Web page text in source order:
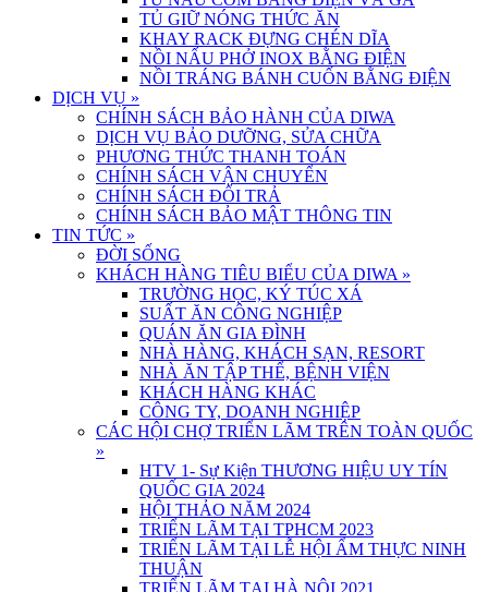
TỦ GIỮ NÓNG THỨC ĂN
KHAY RACK ĐỰNG CHÉN DĨA
NỒI NẤU PHỞ INOX BẰNG ĐIỆN
NỒI TRÁNG BÁNH CUỐN BẰNG ĐIỆN
DỊCH VỤ »
CHÍNH SÁCH BẢO HÀNH CỦA DIWA
DỊCH VỤ BẢO DƯỠNG, SỬA CHỮA
PHƯƠNG THỨC THANH TOÁN
CHÍNH SÁCH VẬN CHUYỂN
CHÍNH SÁCH ĐỔI TRẢ
CHÍNH SÁCH BẢO MẬT THÔNG TIN
TIN TỨC »
ĐỜI SỐNG
KHÁCH HÀNG TIÊU BIỂU CỦA DIWA »
TRƯỜNG HỌC, KÝ TÚC XÁ
SUẤT ĂN CÔNG NGHIỆP
QUÁN ĂN GIA ĐÌNH
NHÀ HÀNG, KHÁCH SẠN, RESORT
NHÀ ĂN TẬP THỂ, BỆNH VIỆN
KHÁCH HÀNG KHÁC
CÔNG TY, DOANH NGHIỆP
CÁC HỘI CHỢ TRIỂN LÃM TRÊN TOÀN QUỐC
»
HTV 1- Sự Kiện THƯƠNG HIỆU UY TÍN
QUỐC GIA 2024
HỘI THẢO NĂM 2024
TRIỂN LÃM TẠI TPHCM 2023
TRIỂN LÃM TẠI LỄ HỘI ẨM THỰC NINH
THUẬN
TRIỂN LÃM TẠI HÀ NỘI 2021